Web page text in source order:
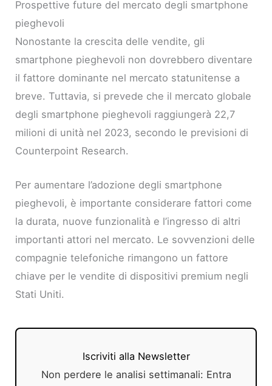
Prospettive future del mercato degli smartphone
pieghevoli
Nonostante la crescita delle vendite, gli
smartphone pieghevoli non dovrebbero diventare
il fattore dominante nel mercato statunitense a
breve. Tuttavia, si prevede che il mercato globale
degli smartphone pieghevoli raggiungerà 22,7
milioni di unità nel 2023, secondo le previsioni di
Counterpoint Research.
Per aumentare l’adozione degli smartphone
pieghevoli, è importante considerare fattori come
la durata, nuove funzionalità e l’ingresso di altri
importanti attori nel mercato. Le sovvenzioni delle
compagnie telefoniche rimangono un fattore
chiave per le vendite di dispositivi premium negli
Stati Uniti.
Iscriviti alla Newsletter
Non perdere le analisi settimanali: Entra